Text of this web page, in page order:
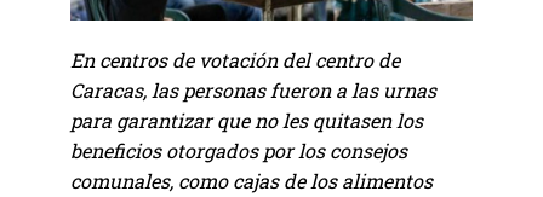
En centros de votación del centro de
Caracas, las personas fueron a las urnas
para garantizar que no les quitasen los
beneficios otorgados por los consejos
comunales, como cajas de los alimentos